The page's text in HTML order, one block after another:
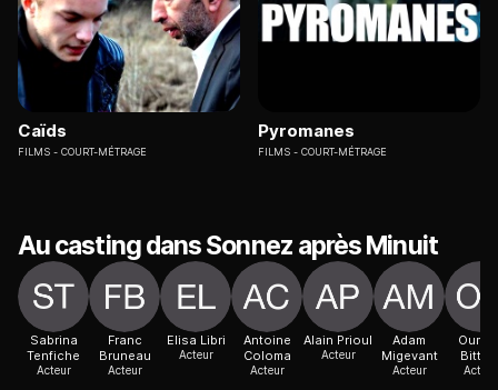
Caïds
FILMS COURT-MÉTRAGE
Pyromanes
FILMS COURT-MÉTRAGE
Au casting dans Sonnez après Minuit
Sabrina
Tenfiche
Acteur
Franc
Bruneau
Acteur
Elisa Libri
Acteur
Antoine
Coloma
Acteur
Alain Prioul
Acteur
Adam
Migevant
Acteur Acteur